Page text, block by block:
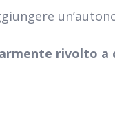
rivolto a